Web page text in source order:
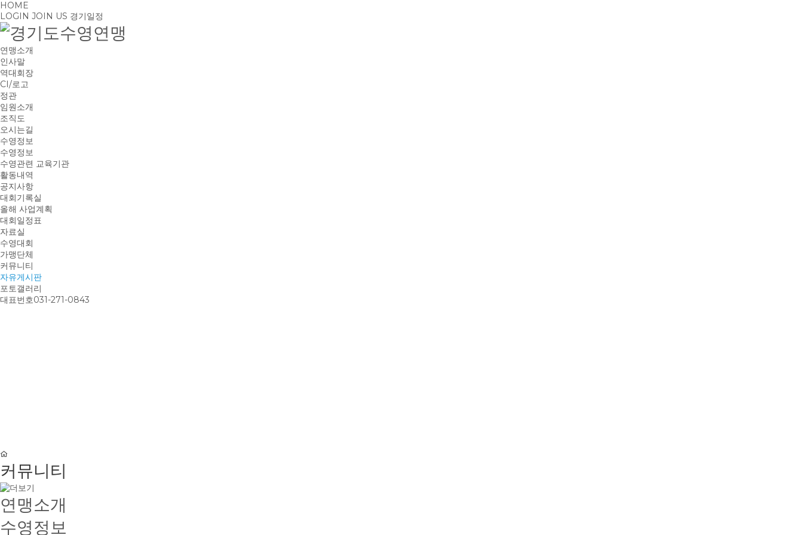
HOME
LOGIN JOIN US 경기일정
연맹소개
인사말
역대회장
CI/로고
정관
임원소개
조직도
오시는길
수영정보
수영정보
수영관련 교육기관
활동내역
공지사항
대회기록실
올해 사업계획
대회일정표
자료실
수영대회
가맹단체
커뮤니티
자유게시판
포토갤러리
대표번호031-271-0843
커뮤니티
연맹소개
수영정보